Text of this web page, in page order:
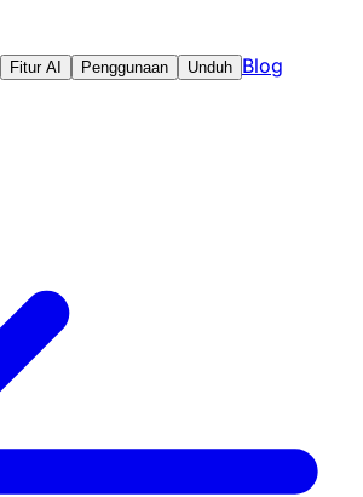
Fitur AI Penggunaan Unduh Blog